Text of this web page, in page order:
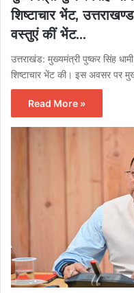
शिष्टाचार भेंट,
वस्तुएं कीं भेंट…
उत्तराखंड: मुख्यमंत्री पुष्कर सिंह
शिष्टाचार भेंट की। इस अवसर पर
Read More »